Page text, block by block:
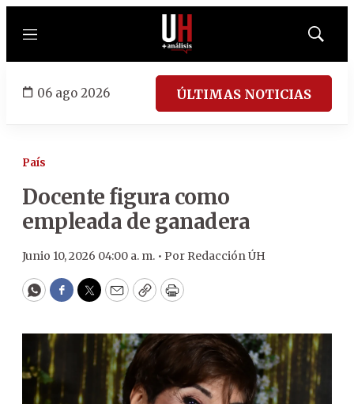
Menú
Mostrar
06 ago 2026 ÚLTIMAS NOTICIAS
País
Docente figura como
empleada de ganadera
Junio 10, 2026 04:00 a. m. • Por Redacción ÚH
WhatsApp
Facebook
Twitter
EmailCopyPrint